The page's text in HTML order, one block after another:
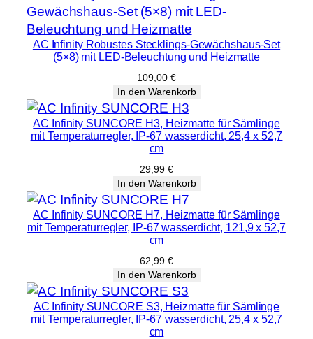
AC Infinity Robustes Stecklings-Gewächshaus-Set
(5×8) mit LED-Beleuchtung und Heizmatte
109,00 €
In den Warenkorb
AC Infinity SUNCORE H3, Heizmatte für Sämlinge
mit Temperaturregler, IP-67 wasserdicht, 25,4 x 52,7
cm
29,99 €
In den Warenkorb
AC Infinity SUNCORE H7, Heizmatte für Sämlinge
mit Temperaturregler, IP-67 wasserdicht, 121,9 x 52,7
cm
62,99 €
In den Warenkorb
AC Infinity SUNCORE S3, Heizmatte für Sämlinge
mit Temperaturregler, IP-67 wasserdicht, 25,4 x 52,7
cm